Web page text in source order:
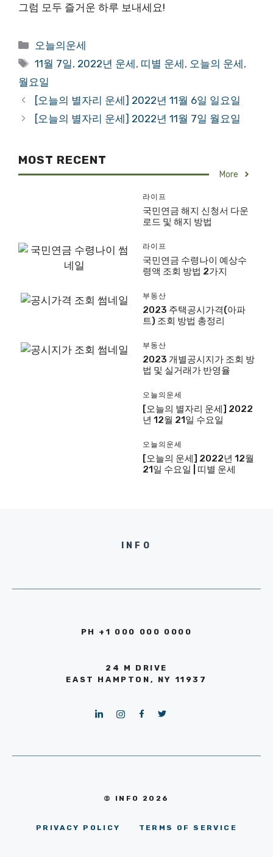
그럼 모두 즐거운 하루 보내세요!
Categories
오늘의운세
Tags
11월 7일, 2022년 운세, 띠별 운세, 오늘의 운세,
월요일
[오늘의 별자리 운세] 2022년 11월 6일 일요일
[오늘의 별자리 운세] 2022년 11월 7일 월요일
MOST RECENT
More
라이프
국민연금 해지 신청서 다운
로드 및 해지 방법
라이프
국민연금 수령나이 예상수
령액 조회 방법 2가지
부동산
2023 주택공시가격(아파
트) 조회 방법 총정리
부동산
2023 개별공시지가 조회 방
법 및 실거래가 반영율
오늘의운세
[오늘의 별자리 운세] 2022
년 12월 21일 수요일
오늘의운세
[오늘의 운세] 2022년 12월
21일 수요일 | 띠별 운세
INFO
PH +1 000 000 0000
24 M DRIVE
EAST HAMPTON, NY 11937
© INFO 2026
PRIVACY POLICY TERMS OF SERVICE